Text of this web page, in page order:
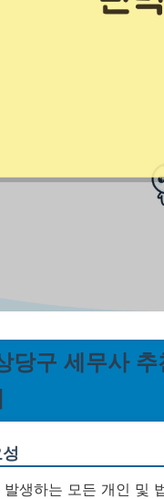
당구 세무사
생하는 모든 개인 및